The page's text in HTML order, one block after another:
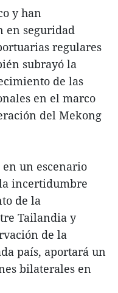
y han
en seguridad
regulares
subrayó la
de las
en el marco
del Mekong
un escenario
incertidumbre
de la
Tailandia y
de la
país, aportará un
bilaterales en